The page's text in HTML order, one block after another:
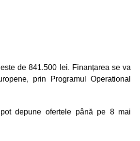
de 841.500 lei. Finanțarea se va
prin Programul Operational
depune ofertele până pe 8 mai